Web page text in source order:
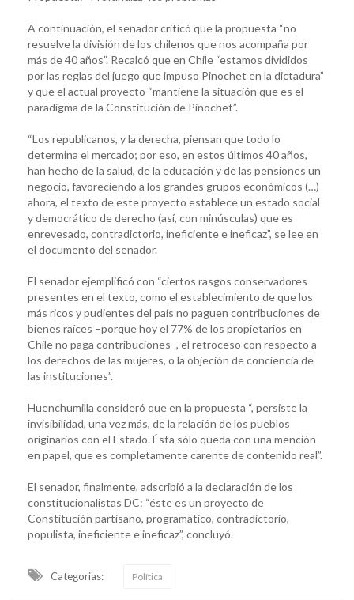
A continuación, el senador criticó que la propuesta “no
resuelve la división de los chilenos que nos acompaña por
más de 40 años”. Recalcó que en Chile “estamos divididos
por las reglas del juego que impuso Pinochet en la dictadura”
y que el actual proyecto “mantiene la situación que es el
paradigma de la Constitución de Pinochet”.
“Los republicanos, y la derecha, piensan que todo lo
determina el mercado; por eso, en estos últimos 40 años,
han hecho de la salud, de la educación y de las pensiones un
negocio, favoreciendo a los grandes grupos económicos (…)
ahora, el texto de este proyecto establece un estado social
y democrático de derecho (así, con minúsculas) que es
enrevesado, contradictorio, ineficiente e ineficaz”, se lee en
el documento del senador.
El senador ejemplificó con “ciertos rasgos conservadores
presentes en el texto, como el establecimiento de que los
más ricos y pudientes del país no paguen contribuciones de
bienes raíces –porque hoy el 77% de los propietarios en
Chile no paga contribuciones–, el retroceso con respecto a
los derechos de las mujeres, o la objeción de conciencia de
las instituciones”.
Huenchumilla consideró que en la propuesta “, persiste la
invisibilidad, una vez más, de la relación de los pueblos
originarios con el Estado. Ésta sólo queda con una mención
en papel, que es completamente carente de contenido real”.
El senador, finalmente, adscribió a la declaración de los
constitucionalistas DC: “éste es un proyecto de
Constitución partisano, programático, contradictorio,
populista, ineficiente e ineficaz”, concluyó.
Categorias: Política